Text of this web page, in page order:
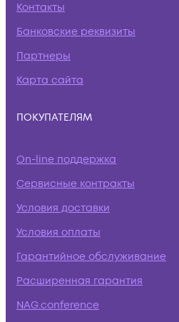
Контакты
Банковские реквизиты
Партнеры
Карта сайта
ПОКУПАТЕЛЯМ
On-line поддержка
Сервисные контракты
Условия доставки
Условия оплаты
Гарантийное обслуживание
Расширенная гарантия
NAG.conference